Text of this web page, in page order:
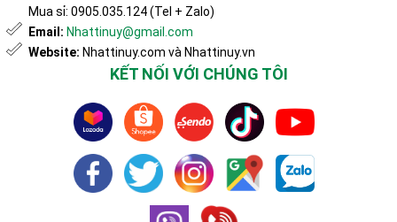
Mua sỉ: 0905.035.124 (Tel + Zalo)
Email: Nhattinuy@gmail.com
Website: Nhattinuy.com và Nhattinuy.vn
KẾT NỐI VỚI CHÚNG TÔI